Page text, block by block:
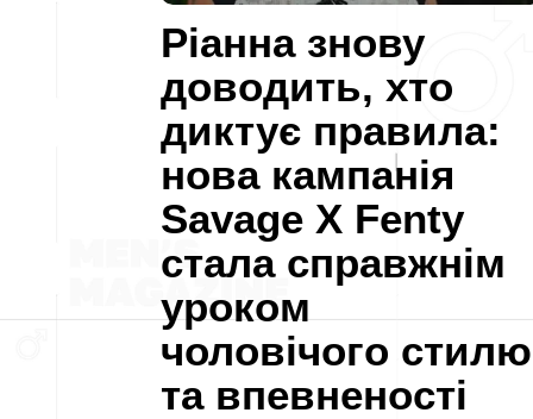
Ріанна знову
доводить, хто
диктує правила:
нова кампанія
Savage X Fenty
стала справжнім
уроком
чоловічого стилю
та впевненості